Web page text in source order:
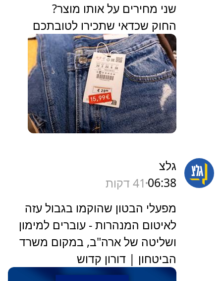
שני מחירים על אותו מוצר?
החוק שכדאי שתכירו לטובתכם
גלצ
06:38 41 דקות
מפעלי הבטון שהוקמו בגבול עזה
לאיטום המנהרות - עוברים למימון
ושליטה של ארה"ב, במקום משרד
הביטחון | דורון קדוש